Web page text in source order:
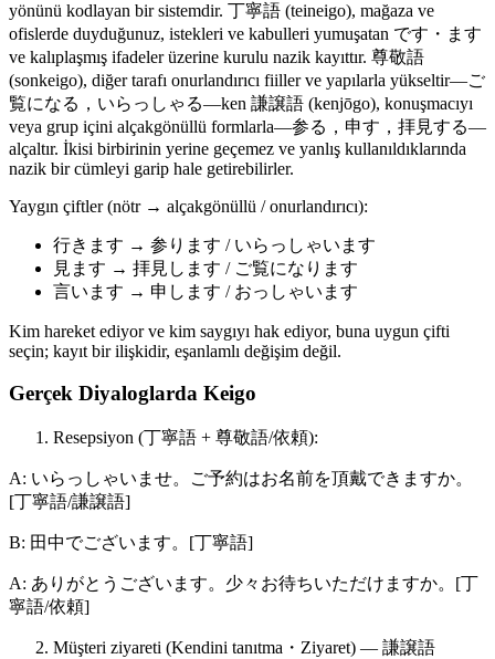
yönünü kodlayan bir sistemdir. 丁寧語 (teineigo), mağaza ve
ofislerde duyduğunuz, istekleri ve kabulleri yumuşatan です・ます
ve kalıplaşmış ifadeler üzerine kurulu nazik kayıttır. 尊敬語
(sonkeigo), diğer tarafı onurlandırıcı fiiller ve yapılarla yükseltir—ご
覧になる，いらっしゃる—ken 謙譲語 (kenjōgo), konuşmacıyı
veya grup içini alçakgönüllü formlarla—参る，申す，拝見する—
alçaltır. İkisi birbirinin yerine geçemez ve yanlış kullanıldıklarında
nazik bir cümleyi garip hale getirebilirler.
Yaygın çiftler (nötr → alçakgönüllü / onurlandırıcı):
行きます → 参ります / いらっしゃいます
見ます → 拝見します / ご覧になります
言います → 申します / おっしゃいます
Kim hareket ediyor ve kim saygıyı hak ediyor, buna uygun çifti
seçin; kayıt bir ilişkidir, eşanlamlı değişim değil.
Gerçek Diyaloglarda Keigo
Resepsiyon (丁寧語 + 尊敬語/依頼):
A: いらっしゃいませ。ご予約はお名前を頂戴できますか。
[丁寧語/謙譲語]
B: 田中でございます。[丁寧語]
A: ありがとうございます。少々お待ちいただけますか。[丁
寧語/依頼]
Müşteri ziyareti (Kendini tanıtma・Ziyaret) — 謙譲語